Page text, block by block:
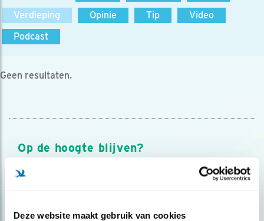
Deze website maakt gebruik van cookies
Verdieping
Opinie Tip
Video
Podcast
Geen resultaten.
Op de hoogte blijven?
Meld je aan en ontvang nieuws, inspiratie, acties en tips
over vogels en activiteiten van Vogelbescherming.